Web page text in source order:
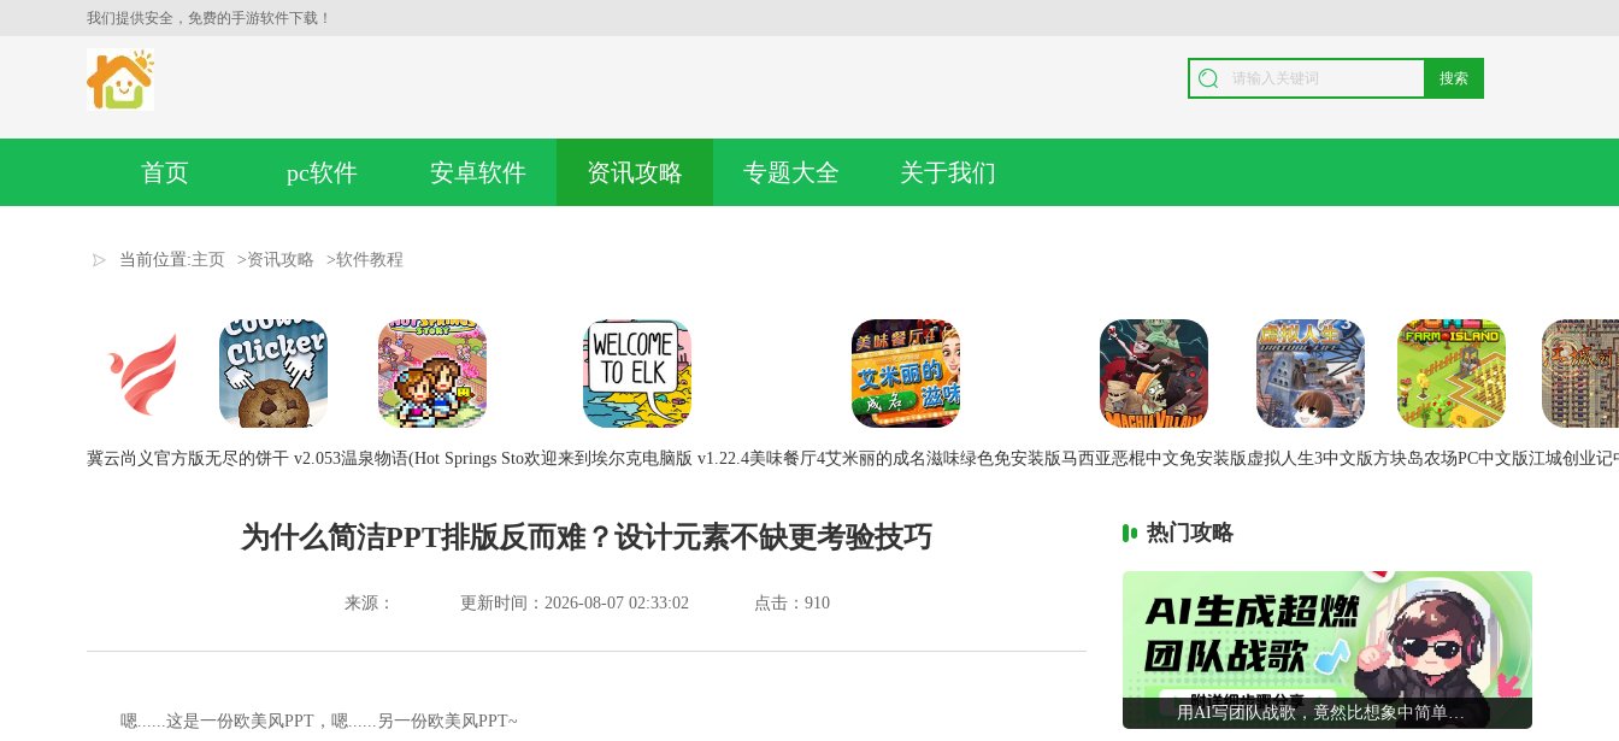
我们提供安全，免费的手游软件下载！
搜索
首页 pc软件 安卓软件 资讯攻略 专题大全 关于我们
当前位置:主页 >资讯攻略 >软件教程
冀云尚义官方版无尽的饼干 v2.053温泉物语(Hot Springs Sto欢迎来到埃尔克电脑版 v1.22.4美味餐厅4艾米丽的成名滋味绿色免安装版马西亚恶棍中文免安装版 虚拟人生3中文版方块岛农场PC中文版江城创业记
为什么简洁PPT排版反而难？设计元素不缺更考验技巧
来源： 更新时间：2026-08-07 02:33:02 点击： 910
嗯......这是一份欧美风PPT，嗯......另一份欧美风PPT~
热门攻略
用AI写团队战歌，竟然比想象中简单这么多